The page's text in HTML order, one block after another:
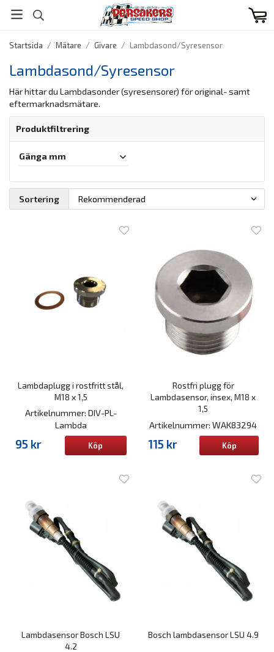
Startsida / Mätare / Givare / Lambdasond/Syresensor
Lambdasond/Syresensor
Här hittar du Lambdasonder (syresensorer) för original- samt
eftermarknadsmätare.
Produktfiltrering
Gänga mm
Sortering
Lambdaplugg i rostfritt stål,
M18 x 1,5
Artikelnummer: DIV-PL-
Lambda
95 kr Köp
Rostfri plugg för
Lambdasensor, insex, M18 x
1,5
Artikelnummer: WAK83294
115 kr Köp
Lambdasensor Bosch LSU
4.2
Bosch lambdasensor LSU 4.9